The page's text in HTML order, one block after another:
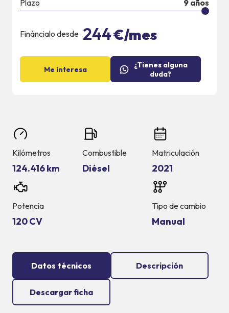
Plazo 9 años
Fináncialo desde 244€/mes
Me interesa
¿Tienes alguna
duda?
Kilómetros
124.416 km
Combustible
Diésel
Matriculación
2021
Potencia
120 CV
Tipo de cambio
Manual
Datos técnicos Descripción
Descargar ficha